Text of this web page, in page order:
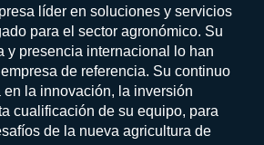
líder en soluciones y servicios
para el sector agronómico. Su
y presencia internacional lo han
de referencia. Su continuo
la innovación, la inversión
cualificación de su equipo, para
de la nueva agricultura de